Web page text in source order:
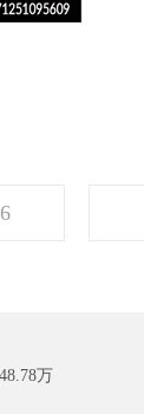
6
万